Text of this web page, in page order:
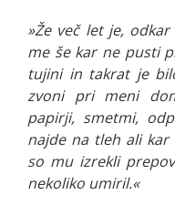
»Že več let je,
me še kar ne pusti
tujini in takrat je
zvoni pri meni
papirji, smetmi,
najde na tleh ali kar
so mu izrekli
nekoliko umiril.«